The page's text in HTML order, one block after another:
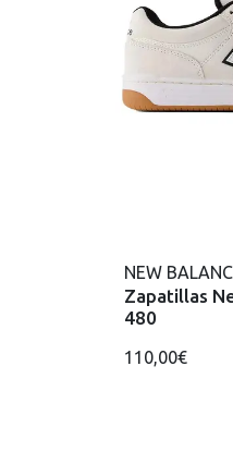
NEW
Zapatillas
480
110,00€